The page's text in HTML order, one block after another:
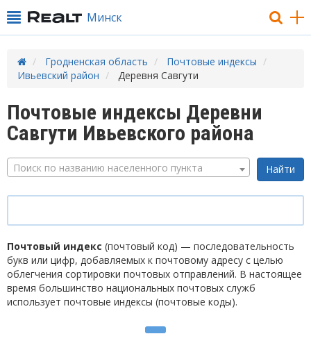
Минск
Гродненская область
Почтовые индексы
Ивьевский район
Деревня Савгути
Почтовые индексы Деревни
Савгути Ивьевского района
Поиск по названию населенного пункта
Почтовый индекс (почтовый код) — последовательность
букв или цифр, добавляемых к почтовому адресу с целью
облегчения сортировки почтовых отправлений. В настоящее
время большинство национальных почтовых служб
использует почтовые индексы (почтовые коды).